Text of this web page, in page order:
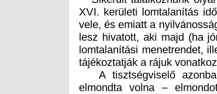
tájékoztatják a rájuk
A tisztségviselő
elmondta volna –
elkerülni, hogy a
időszakában történjen a
kánikula, hanem inkább